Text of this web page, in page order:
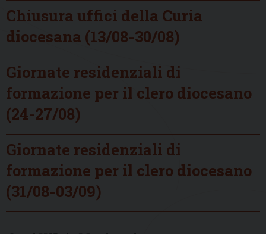
Chiusura uffici della Curia
diocesana (13/08-30/08)
Giornate residenziali di
formazione per il clero diocesano
(24-27/08)
Giornate residenziali di
formazione per il clero diocesano
(31/08-03/09)